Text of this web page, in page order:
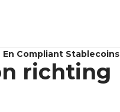
Compliant Stablecoins
richting